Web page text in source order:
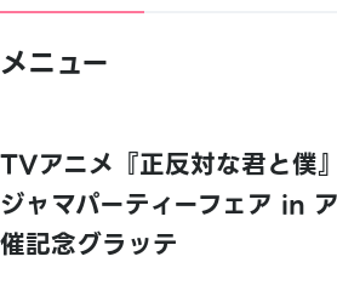
メニュー
TVアニメ『正反対な君と僕
ジャマパーティーフェア in
催記念グラッテ